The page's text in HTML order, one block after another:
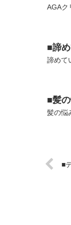
AGAク
■諦
諦めて
■髪
髪の悩
■